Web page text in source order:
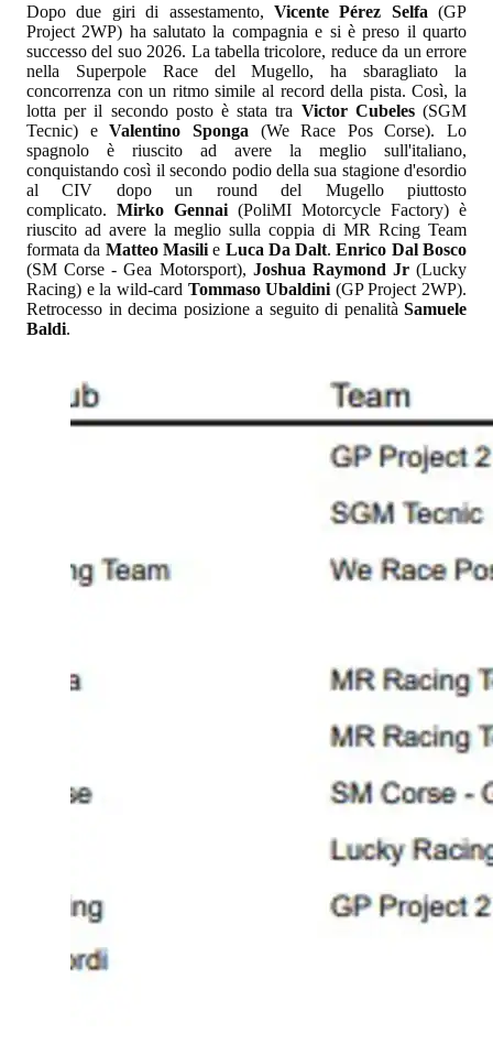
Dopo due giri di assestamento, Vicente Pérez Selfa (GP
Project 2WP) ha salutato la compagnia e si è preso il quarto
successo del suo 2026. La tabella tricolore, reduce da un errore
nella Superpole Race del Mugello, ha sbaragliato la
concorrenza con un ritmo simile al record della pista. Così, la
lotta per il secondo posto è stata tra Victor Cubeles(SGM
Tecnic) eValentino Sponga (We Race Pos Corse). Lo
spagnolo è riuscito ad avere la meglio sull'italiano,
conquistando così il secondo podio della sua stagione d'esordio
al CIV dopo un round del Mugello piuttosto
complicato. Mirko Gennai (PoliMI Motorcycle Factory) è
riuscito ad avere la meglio sulla coppia di MR Rcing Team
formata da Matteo Masilie Luca Da Dalt.Enrico Dal Bosco
(SM Corse - Gea Motorsport), Joshua Raymond Jr(Lucky
Racing) e la wild-card Tommaso Ubaldini (GP Project 2WP).
Retrocesso in decima posizione a seguito di penalità Samuele
Baldi.